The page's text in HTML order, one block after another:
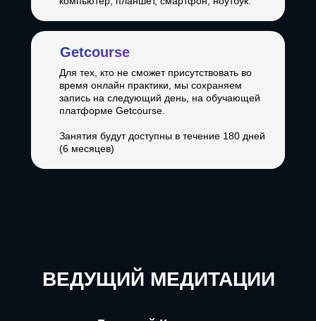
Getcourse
Для тех, кто не сможет присутствовать во
время онлайн практики, мы сохраняем
запись на следующий день, на обучающей
платформе Getcourse.
Занятия будут доступны в течение 180 дней
(6 месяцев)
ВЕДУЩИЙ МЕДИТАЦИИ